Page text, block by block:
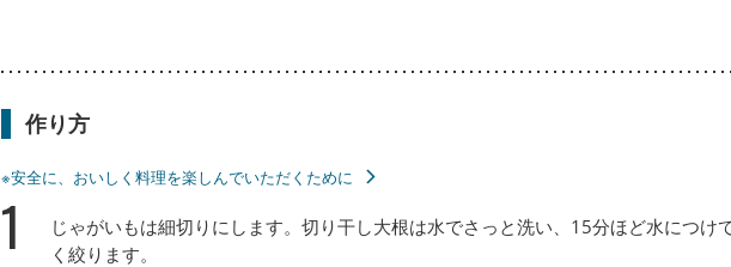
作り方
※安全に、おいしく料理を楽しんでいただくために
1
じゃがいもは細切りにします。切り干し大根は水でさっと洗い、15分ほど水につけ
く絞ります。